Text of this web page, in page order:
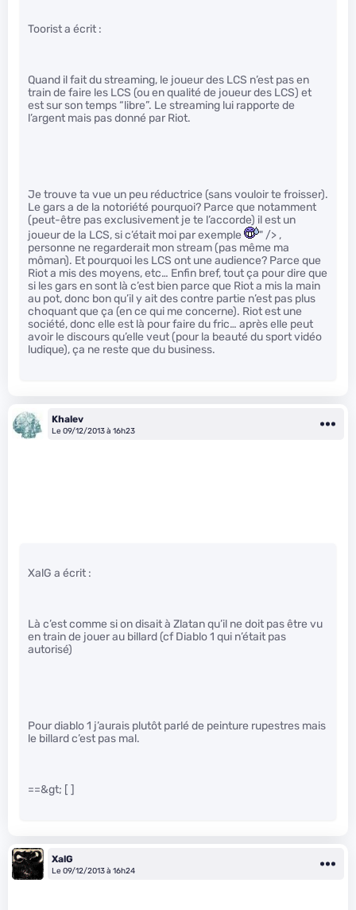
Toorist a écrit :
Quand il fait du streaming, le joueur des LCS n’est pas en
train de faire les LCS (ou en qualité de joueur des LCS) et
est sur son temps “libre”. Le streaming lui rapporte de
l’argent mais pas donné par Riot.
Je trouve ta vue un peu réductrice (sans vouloir te froisser).
Le gars a de la notoriété pourquoi? Parce que notamment
(peut-être pas exclusivement je te l’accorde) il est un
joueur de la LCS, si c’était moi par exemple
" /> ,
personne ne regarderait mon stream (pas même ma
môman). Et pourquoi les LCS ont une audience? Parce que
Riot a mis des moyens, etc… Enfin bref, tout ça pour dire que
si les gars en sont là c’est bien parce que Riot a mis la main
au pot, donc bon qu’il y ait des contre partie n’est pas plus
choquant que ça (en ce qui me concerne). Riot est une
société, donc elle est là pour faire du fric… après elle peut
avoir le discours qu’elle veut (pour la beauté du sport vidéo
ludique), ça ne reste que du business.
Khalev
Le 09/12/2013 à 16h23
XalG a écrit :
Là c’est comme si on disait à Zlatan qu’il ne doit pas être vu
en train de jouer au billard (cf Diablo 1 qui n’était pas
autorisé)
Pour diablo 1 j’aurais plutôt parlé de peinture rupestres mais
le billard c’est pas mal.
==&gt; [ ]
XalG
Le 09/12/2013 à 16h24